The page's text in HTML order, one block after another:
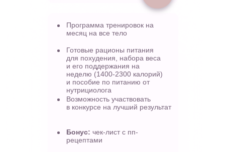
Программа тренировок на
месяц на все тело
Готовые рационы питания
для похудения, набора веса
и его поддержания на
неделю (1400-2300 калорий)
и пособие по питанию от
нутрициолога
Возможность участвовать
в конкурсе на лучший результат
Бонус: чек-лист с пп-
рецептами